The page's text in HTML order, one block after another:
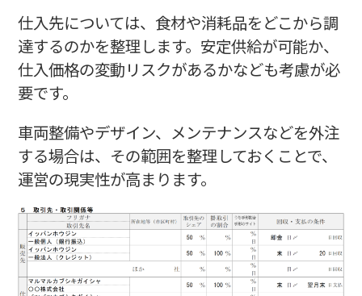
仕入先については、食材や消耗品をどこから調
達するのかを整理します。安定供給が可能か、
仕入価格の変動リスクがあるかなども考慮が必
要です。
車両整備やデザイン、メンテナンスなどを外注
する場合は、その範囲を整理しておくことで、
運営の現実性が高まります。